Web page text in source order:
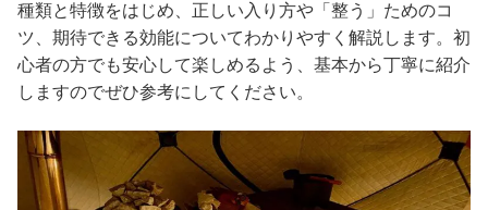
種類と特徴をはじめ、正しい入り方や「整う」ためのコ
ツ、期待できる効能についてわかりやすく解説します。初
心者の方でも安心して楽しめるよう、基本から丁寧に紹介
しますのでぜひ参考にしてください。